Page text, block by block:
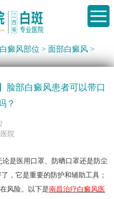
白癜风部位 >面部白癜风 >
脸部白癜风患者可以带口
？
院
是医用口罩、防晒口罩还是防尘
，它是重要的防护和辅助工具；
风险。以下是南昌治疗白癜风医